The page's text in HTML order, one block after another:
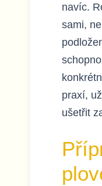
navíc.
sami,
praxí,
ušetřit